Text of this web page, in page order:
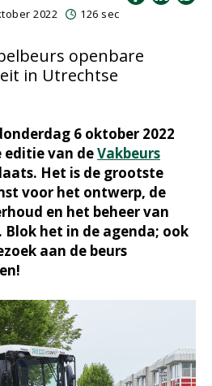
2022 126 sec
openbare
in Utrechtse
6 oktober 2022
van deVakbeurs
Het is de grootste
voor het ontwerp, de
en het beheer van
het in de agenda; ook
aan de beurs